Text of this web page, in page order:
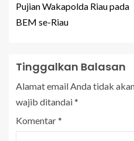
Pujian Wakapolda Riau pada
BEM se-Riau
Tinggalkan Balasan
Alamat email Anda tidak
wajib ditandai*
Komentar*